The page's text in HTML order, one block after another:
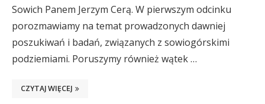
Sowich Panem Jerzym Cerą. W pierwszym odcinku
porozmawiamy na temat prowadzonych dawniej
poszukiwań i badań, związanych z sowiogórskimi
podziemiami. Poruszymy również wątek …
CZYTAJ WIĘCEJ